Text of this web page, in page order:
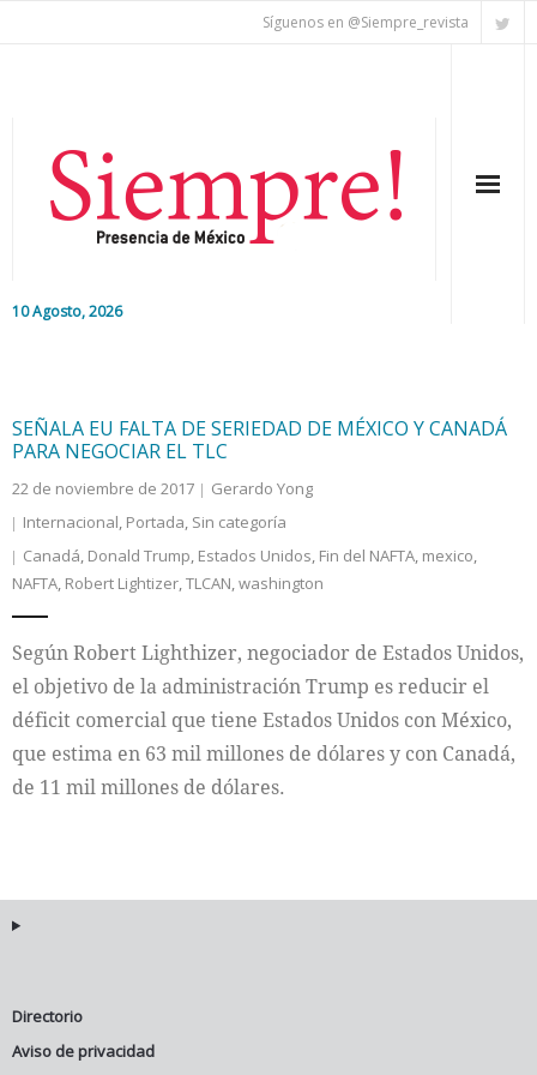
Síguenos en @Siempre_revista
10 Agosto, 2026
Colaboradores
Internacional
Cultura
SEÑALA EU FALTA DE SERIEDAD DE MÉXICO Y CANADÁ
PARA NEGOCIAR EL TLC
22 de noviembre de 2017
Gerardo Yong
Internacional, Portada, Sin categoría
Canadá, Donald Trump, Estados Unidos, Fin del NAFTA, mexico,
NAFTA, Robert Lightizer,TLCAN,washington
Según Robert Lighthizer, negociador de Estados Unidos,
el objetivo de la administración Trump es reducir el
déficit comercial que tiene Estados Unidos con México,
que estima en 63 mil millones de dólares y con Canadá,
de 11 mil millones de dólares.
Directorio
Aviso de privacidad